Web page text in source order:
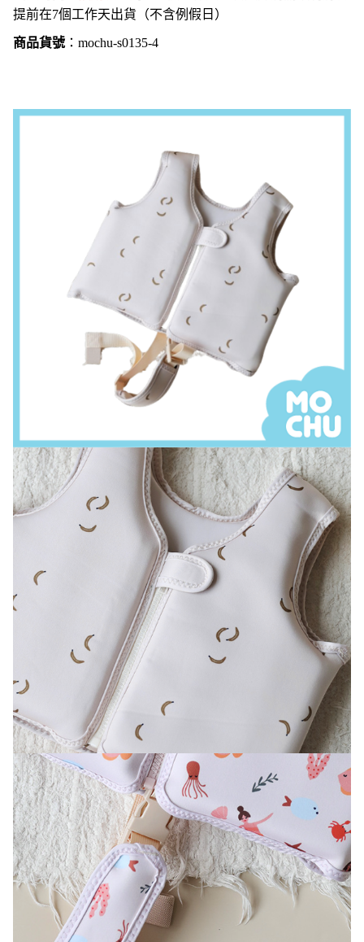
提前在7個工作天出貨（不含例假日）
商品貨號： mochu-s0135-4